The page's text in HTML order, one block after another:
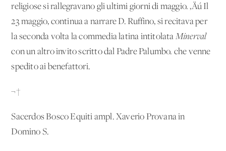
religiose si rallegravano gli ultimi giorni di maggio. ‚Äú Il
23 maggio, continua a narrare D. Ruffino, si recitava per
la seconda volta la commedia latina intitolata Minerval
con un altro invito scritto dal Padre Palumbo. che venne
spedito ai benefattori.
¬†
Sacerdos Bosco Equiti ampl. Xaverio Provana in
Domino S.